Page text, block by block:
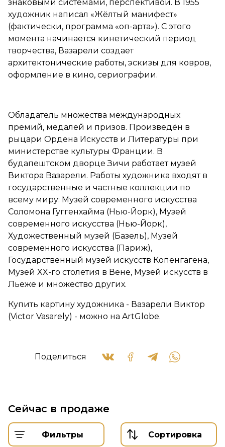
знаковыми системами, перспективой. В 1955
художник написал «Жёлтый манифест»
(фактически, программа «оп-арта»). С этого
момента начинается кинетический период
творчества, Вазарели создает
архитектонические работы, эскизы для ковров,
оформление в кино, сериографии.
Обладатель множества международных
премий, медалей и призов. Произведён в
рыцари Ордена Искусств и Литературы при
министерстве культуры Франции. В
будапештском дворце Зичи работает музей
Виктора Вазарели. Работы художника входят в
государственные и частные коллекции по
всему миру: Музей современного искусства
Соломона Гуггенхайма (Нью-Йорк), Музей
современного искусства (Нью-Йорк),
Художественный музей (Базель), Музей
современного искусства (Париж),
Государственный музей искусств Копенгагена,
Музей XX-го столетия в Вене, Музей искусств в
Льеже и множество других.
Купить картину художника - Вазарели Виктор
(Victor Vasarely) - можно на ArtGlobe.
Поделиться
Сейчас в продаже
Фильтры Сортировка